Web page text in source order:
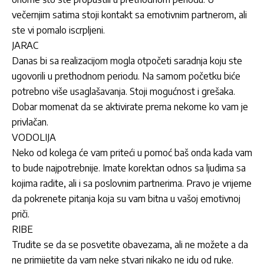
večernjim satima stoji kontakt sa emotivnim partnerom, ali
ste vi pomalo iscrpljeni.
JARAC
Danas bi sa realizacijom mogla otpočeti saradnja koju ste
ugovorili u prethodnom periodu. Na samom početku biće
potrebno više usaglašavanja. Stoji mogućnost i grešaka.
Dobar momenat da se aktivirate prema nekome ko vam je
privlačan.
VODOLIJA
Neko od kolega će vam priteći u pomoć baš onda kada vam
to bude najpotrebnije. Imate korektan odnos sa ljudima sa
kojima radite, ali i sa poslovnim partnerima. Pravo je vrijeme
da pokrenete pitanja koja su vam bitna u vašoj emotivnoj
priči.
RIBE
Trudite se da se posvetite obavezama, ali ne možete a da
ne primijetite da vam neke stvari nikako ne idu od ruke.